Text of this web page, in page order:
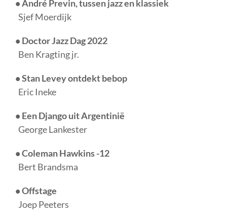
• André Previn, tussen jazz en klassiek
Sjef Moerdijk
• Doctor Jazz Dag 2022
Ben Kragting jr.
• Stan Levey ontdekt bebop
Eric Ineke
• Een Django uit Argentinië
George Lankester
• Coleman Hawkins -12
Bert Brandsma
• Offstage
Joep Peeters